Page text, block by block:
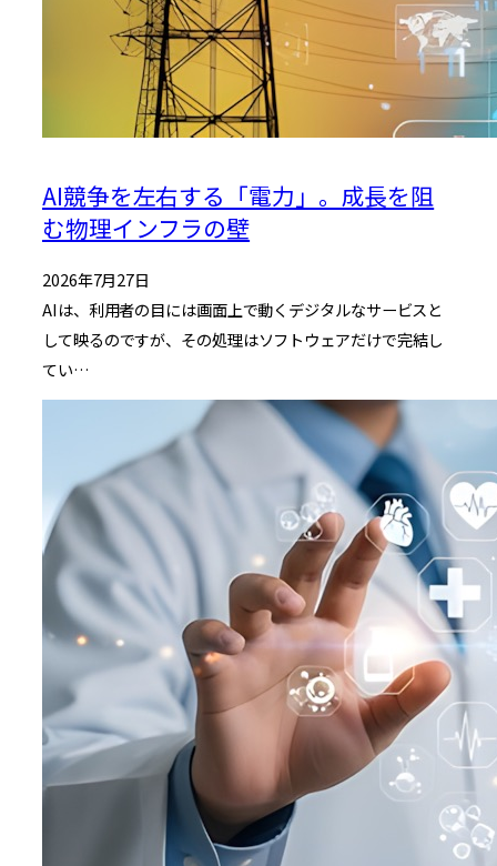
AI競争を左右する「電力」。成長を阻
む物理インフラの壁
2026年7月27日
AIは、利用者の目には画面上で動くデジタルなサービスと
して映るのですが、その処理はソフトウェアだけで完結し
てい…